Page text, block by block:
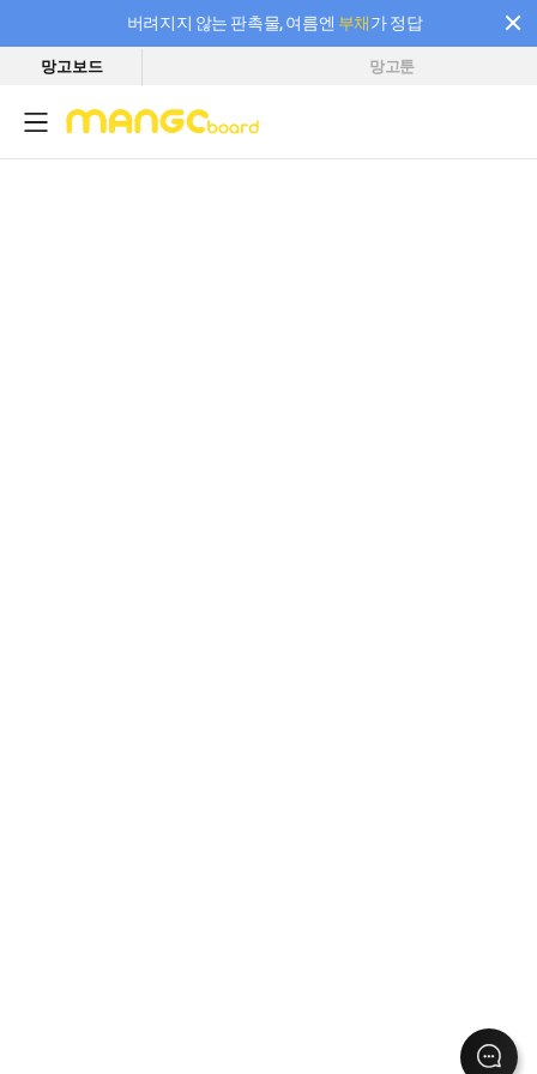
버려지지 않는 판촉물, 여름엔 부채가 정답
필요한 만큼 충전하고 끊김 없이 작업하세요! 새로워진 AI 부스터 요금제
망고보드 망고툰